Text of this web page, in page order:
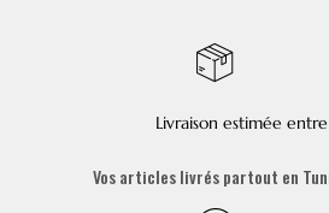
Livraison estimée
Vos articles livrés partout en